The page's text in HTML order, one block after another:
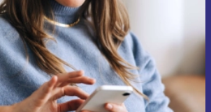
Zarejestruj się
używania danych osobowych znajdują się w